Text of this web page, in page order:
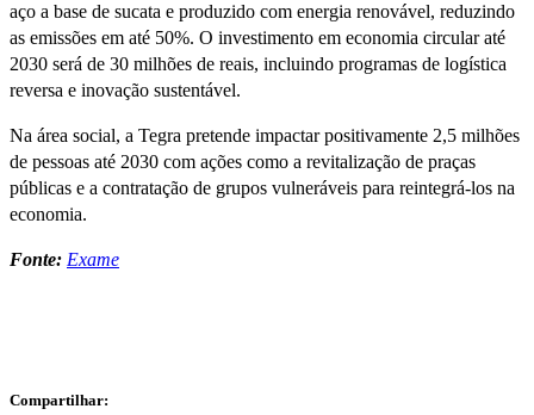
aço a base de sucata e produzido com energia renovável, reduzindo
as emissões em até 50%. O investimento em economia circular até
2030 será de 30 milhões de reais, incluindo programas de logística
reversa e inovação sustentável.
Na área social, a Tegra pretende impactar positivamente 2,5 milhões
de pessoas até 2030 com ações como a revitalização de praças
públicas e a contratação de grupos vulneráveis para reintegrá-los na
economia.
Fonte: Exame
Compartilhar: